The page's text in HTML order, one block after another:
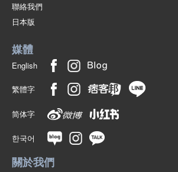
聯絡我們
日本版
媒體
English
繁體字
简体字
한국어
關於我們